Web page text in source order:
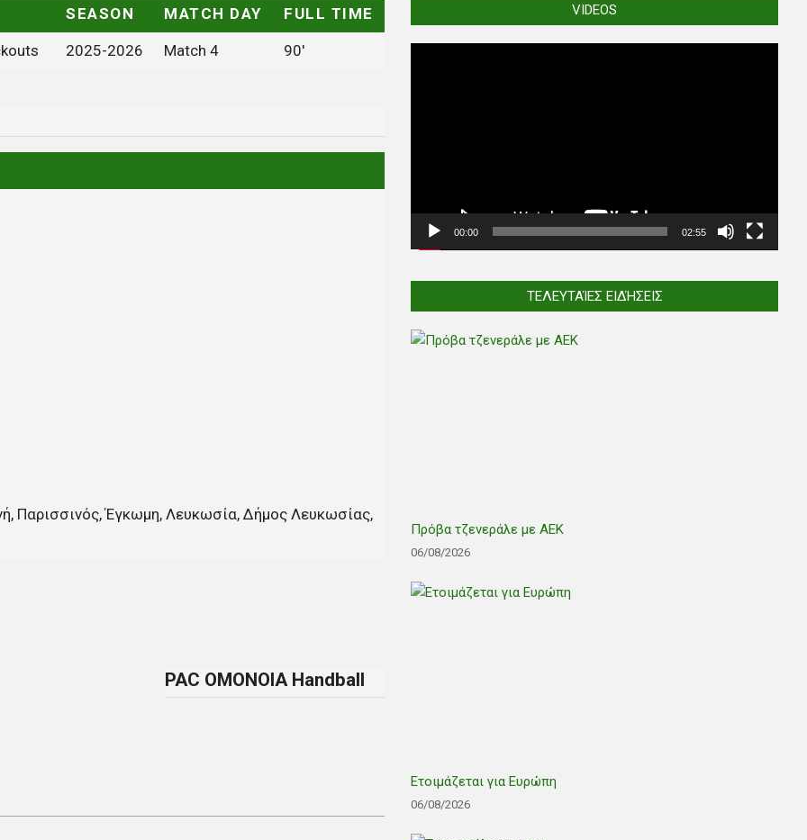
SEASON MATCH DAY FULL TIME
2025-2026 Match 4 90'
Παρισσινός, Έγκωμη, Λευκωσία, Δήμος Λευκωσίας,
PAC OMONOIA Handball
VIDEOS
00:00 02:55
ΤΕΛΕΥΤΑΊΕΣ ΕΙΔΉΣΕΙΣ
Πρόβα τζενεράλε με ΑΕΚ
06/08/2026
Ετοιμάζεται για Ευρώπη
06/08/2026